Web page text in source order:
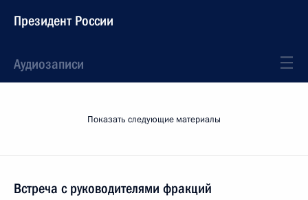
Президент России
Аудиозаписи
Показать следующие материалы
Встреча с руководителями фракций